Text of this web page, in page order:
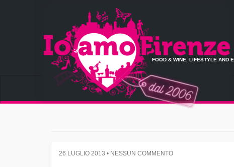
FOOD & WINE, LIFESTYLE AND
26 LUGLIO 2013 • NESSUN COMMENTO